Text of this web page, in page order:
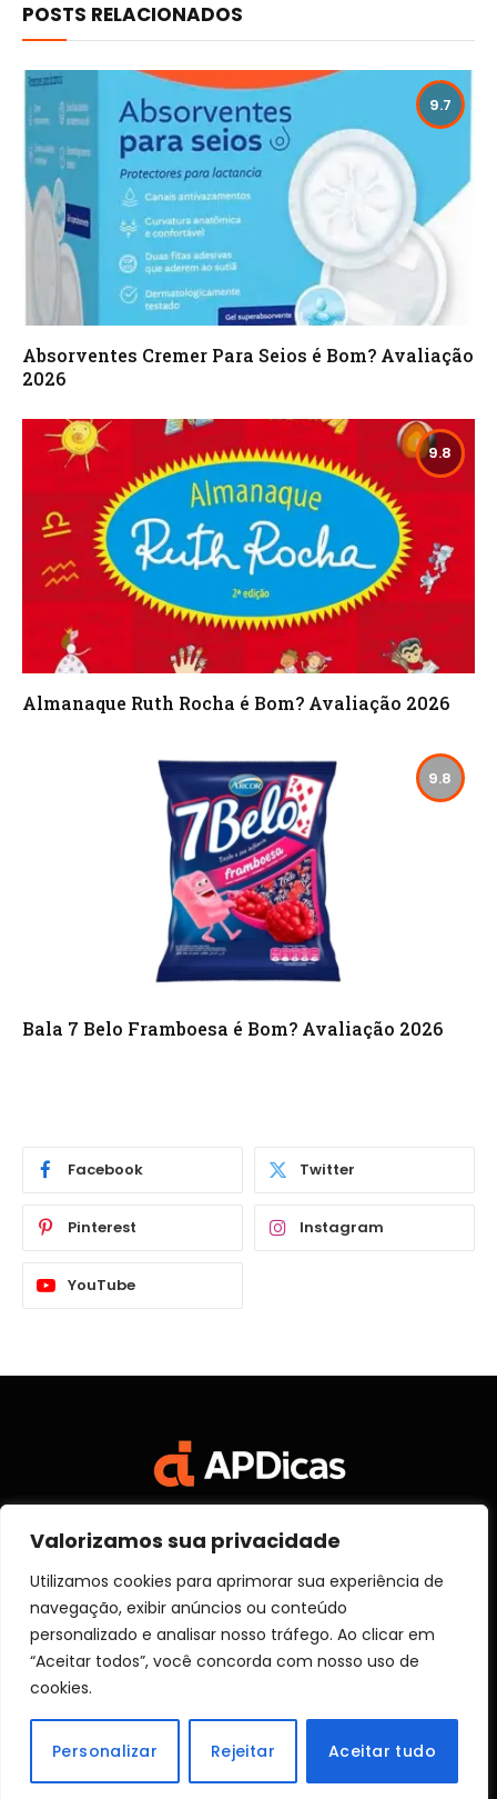
Valorizamos sua privacidade
Utilizamos cookies para aprimorar sua experiência de
navegação, exibir anúncios ou conteúdo
personalizado e analisar nosso tráfego. Ao clicar em
“Aceitar todos”, você concorda com nosso uso de
cookies.
Personalizar Rejeitar Aceitar tudo
POSTS RELACIONADOS
9.7
Absorventes Cremer Para Seios é Bom? Avaliação
2026
9.8
Almanaque Ruth Rocha é Bom? Avaliação 2026
9.8
Bala 7 Belo Framboesa é Bom? Avaliação 2026
Facebook Twitter
Pinterest Instagram
YouTube
(Twitter)
SOBRE NÓS
POLITICA DE PRIVACIDADE
TERMOS DE USO
© 2026 Aprender Dicas